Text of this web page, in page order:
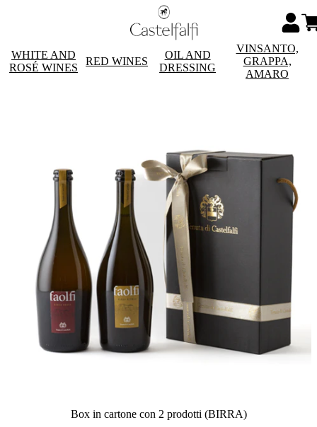
WHITE AND
ROSÉ WINES
RED WINES
OIL AND
DRESSING
VINSANTO,
GRAPPA,
AMARO
Box in cartone con 2 prodotti (BIRRA)